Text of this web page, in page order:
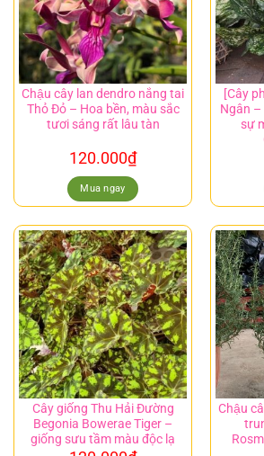
Chậu cây lan dendro nắng tai
Thỏ Đỏ – Hoa bền, màu sắc
tươi sáng rất lâu tàn
120.000₫
Mua ngay
[Cây
Ngân –
sự
Cây giống Thu Hải Đường
Begonia Bowerae Tiger –
giống sưu tầm màu độc lạ
Chậu